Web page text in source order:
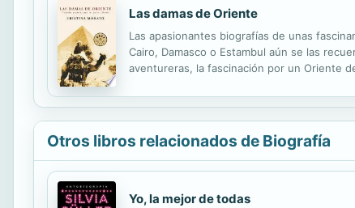
Las damas de Oriente
Las apasionantes biografías de unas
Cairo, Damasco o Estambul aún se las
aventureras, la fascinación por un Oriente
Otros libros relacionados de Biografía
Yo, la mejor de todas